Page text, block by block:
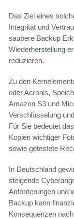
Das Ziel eines
Integrität und
saubere Backup
Wiederherstellung
reduzieren.
Zu den
oder Acronis,
Amazon S3 und
Verschlüsselung
Für Sie bedeutet
Kopien wichtiger
sowie getestete
In Deutschland
steigende
Anforderungen und
Backup kann
Konsequenzen